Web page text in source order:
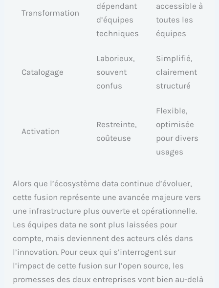
Transformation
dépendant
d’équipes
techniques
accessible à
toutes les
équipes
Catalogage
Laborieux,
souvent
confus
Simplifié,
clairement
structuré
Activation
Restreinte,
coûteuse
Flexible,
optimisée
pour divers
usages
Alors que l’écosystème data continue d’évoluer,
cette fusion représente une avancée majeure vers
une infrastructure plus ouverte et opérationnelle.
Les équipes data ne sont plus laissées pour
compte, mais deviennent des acteurs clés dans
l’innovation. Pour ceux qui s’interrogent sur
l’impact de cette fusion sur l’open source, les
promesses des deux entreprises vont bien au-delà